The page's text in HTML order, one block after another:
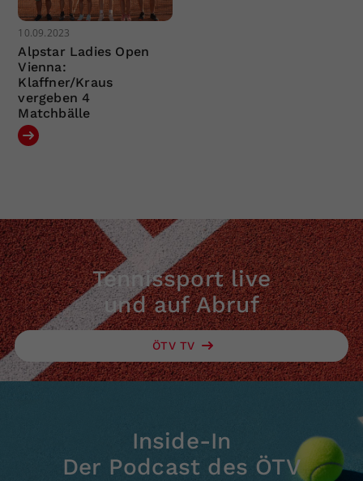
10.09.2023
Alpstar Ladies Open
Vienna:
Klaffner/Kraus
vergeben 4
Matchbälle
Tennissport live
und auf Abruf
ÖTV TV
Inside-In
Der Podcast des ÖTV